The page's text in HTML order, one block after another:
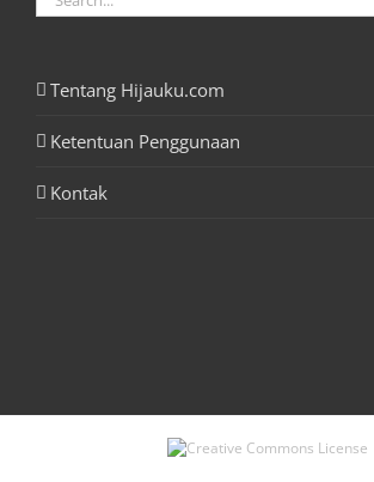
for:
Tentang Hijauku.com
Ketentuan Penggunaan
Kontak